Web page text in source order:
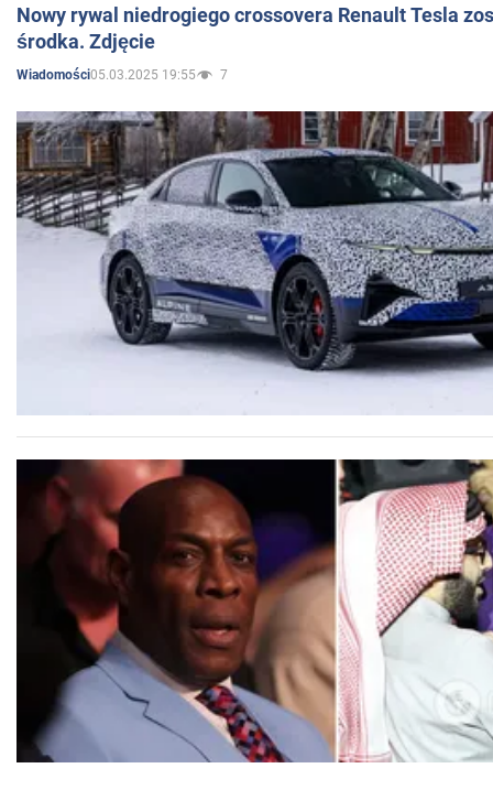
Nowy rywal niedrogiego crossovera Renault Tesla
środka. Zdjęcie
Wiadomości05.03.2025 19:55 7